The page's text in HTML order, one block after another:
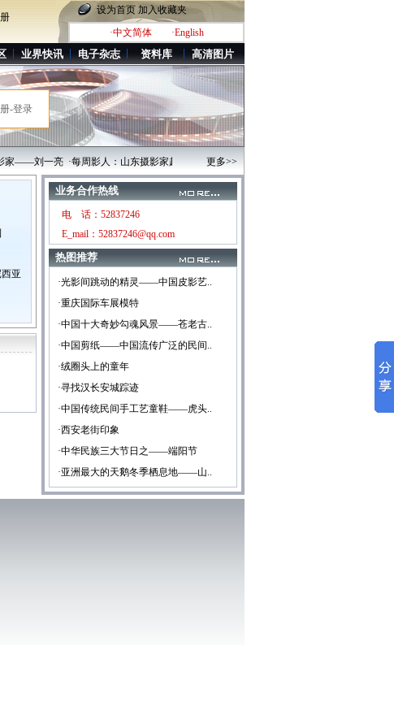
设为首页 加入收藏夹
·中文简体
·English
业界快讯 电子杂志 资料库 高清图片
-登录
——刘一亮 ·每周影人：山东摄影家赵明 ·世界文化遗产——河南洛阳龙门石窟
更多>>
西亚
业务合作热线
电 话：52837246
E_mail：52837246@qq.com
热图推荐
·光影间跳动的精灵——中国皮影艺..
·重庆国际车展模特
·中国十大奇妙勾魂风景——苍老古..
·中国剪纸——中国流传广泛的民间..
·绒圈头上的童年
·寻找汉长安城踪迹
·中国传统民间手工艺童鞋——虎头..
·西安老街印象
·中华民族三大节日之——端阳节
·亚洲最大的天鹅冬季栖息地——山..